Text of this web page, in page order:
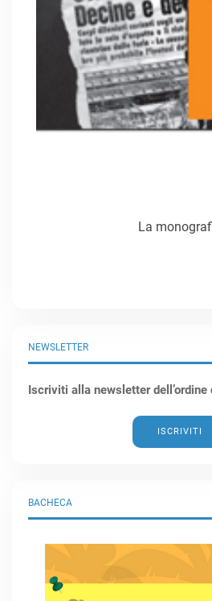
BACHECA
NEWSLETTER
Iscriviti alla newsletter
ISCRIVITI
La